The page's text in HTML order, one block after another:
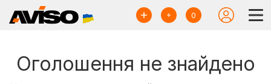
0
Оголошення не знайдено